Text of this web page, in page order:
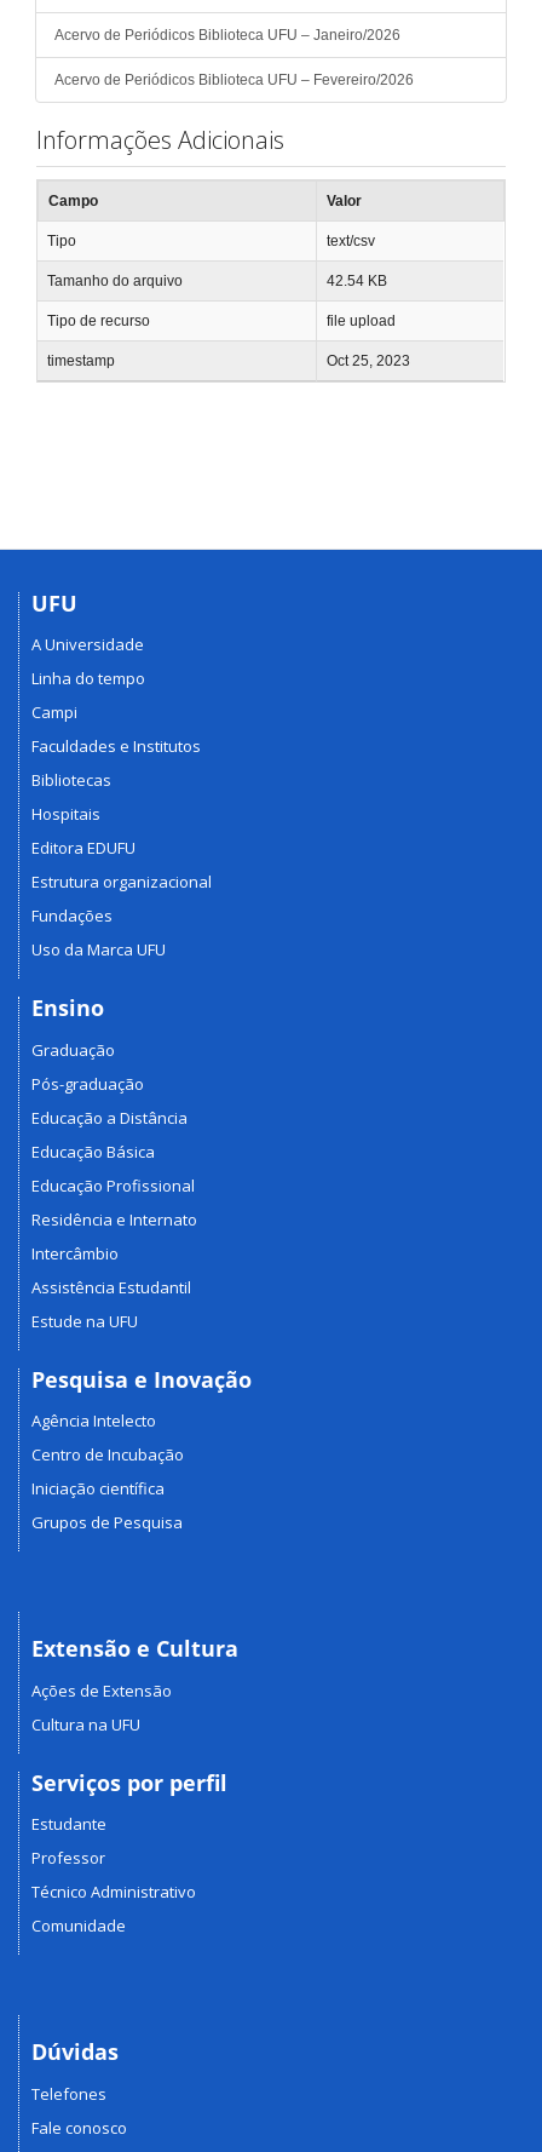
Acervo de Periódicos Biblioteca UFU – Janeiro/2026
Acervo de Periódicos Biblioteca UFU – Fevereiro/2026
Informações Adicionais
Campo Valor
Tipo text/csv
Tamanho do arquivo 42.54 KB
Tipo de recurso file upload
timestamp Oct 25, 2023
UFU
A Universidade
Linha do tempo
Campi
Faculdades e Institutos
Bibliotecas
Hospitais
Editora EDUFU
Estrutura organizacional
Fundações
Uso da Marca UFU
Ensino
Graduação
Pós-graduação
Educação a Distância
Educação Básica
Educação Profissional
Residência e Internato
Intercâmbio
Assistência Estudantil
Estude na UFU
Pesquisa e Inovação
Agência Intelecto
Centro de Incubação
Iniciação científica
Grupos de Pesquisa
Extensão e Cultura
Ações de Extensão
Cultura na UFU
Serviços por perfil
Estudante
Professor
Técnico Administrativo
Comunidade
Dúvidas
Telefones
Fale conosco